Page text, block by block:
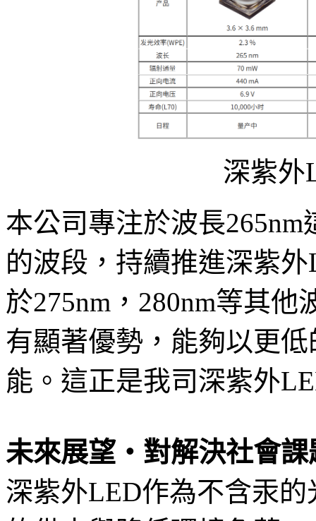
深紫外
本公司專注於波長
的波段，持續推進深紫
於275nm，280nm等其
有顯著優勢，能夠以更
能。這正是我司深紫外
未來展望・對解決社會
深紫外LED作為不含汞